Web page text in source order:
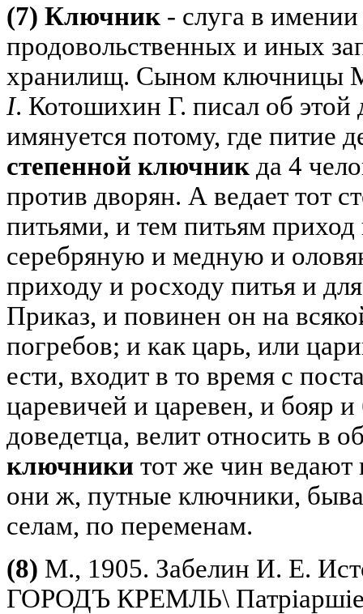
(7) Ключник - слуга в
продовольственных и иных
хранилищ. Сыном ключницы
I. Котошихин Г. писал об
имянуется потому, где питие
степенной ключник да 4
против дворян. А ведает тот
питьями, и тем питьям
серебряную и медную и
приходу и росходу питья и
Приказ, и повинен он на
погребов; и как царь, или
ести, входит в то время с
царевичей и царевен, и бояр
доведетца, велит относить в
ключники тот же чин ведают
они ж, путные ключники,
селам, по переменам.
(8) М., 1905. Забелин И. Е.
ГОРОДЪ КРЕМЛЬ\